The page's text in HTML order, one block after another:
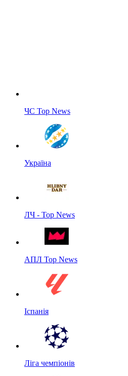
ЧС Top News
Україна
ЛЧ - Top News
АПЛ Top News
Іспанія
Ліга чемпіонів